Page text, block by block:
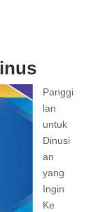
Panggi
lan
untuk
Dinusi
an
yang
Ingin
Ke